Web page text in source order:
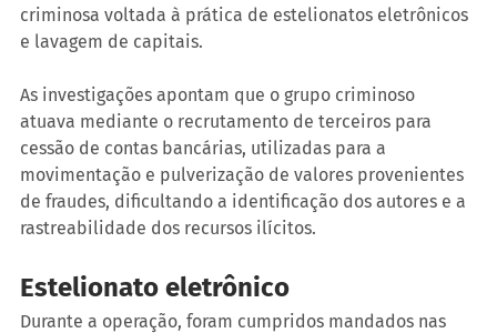
criminosa voltada à prática de estelionatos eletrônicos
e lavagem de capitais.
As investigações apontam que o grupo criminoso
atuava mediante o recrutamento de terceiros para
cessão de contas bancárias, utilizadas para a
movimentação e pulverização de valores provenientes
de fraudes, dificultando a identificação dos autores e a
rastreabilidade dos recursos ilícitos.
Estelionato eletrônico
Durante a operação, foram cumpridos mandados nas